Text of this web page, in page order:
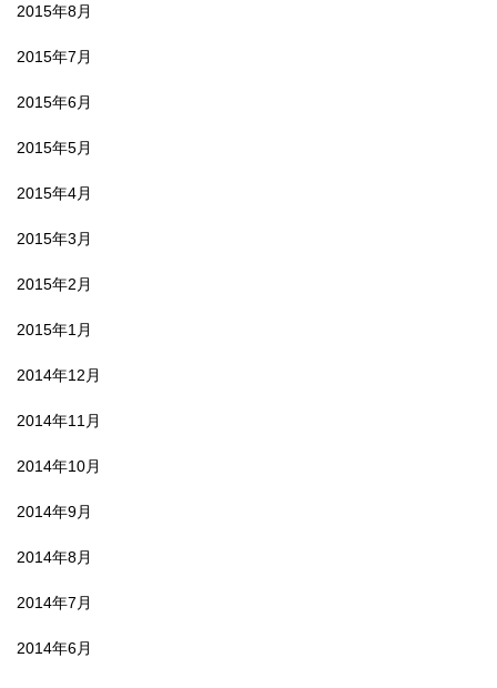
2015年8月
2015年7月
2015年6月
2015年5月
2015年4月
2015年3月
2015年2月
2015年1月
2014年12月
2014年11月
2014年10月
2014年9月
2014年8月
2014年7月
2014年6月